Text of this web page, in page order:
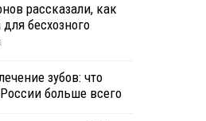
рассказали, как
бесхозного
зубов: что
больше всего